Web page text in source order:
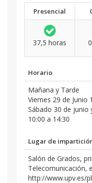
Presencial
37,5 horas
Horario
Mañana y Tarde
Viernes 29 de Junio
Sábado 30 de junio
10:00 a 14:30
Lugar de
Salón de Grados,
Telecomunicación,
http://www.upv.es/